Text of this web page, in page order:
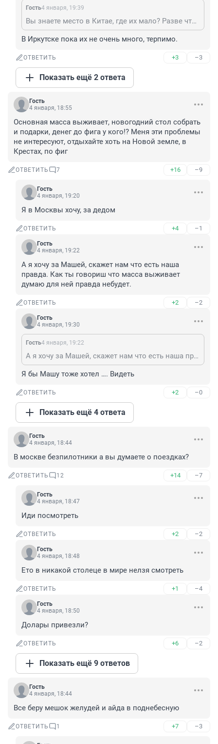
Гость4 января, 19:39
Вы знаете место в Китае, где их мало? Разве что Синьцзян, Внутренняя Монголия или Тибет?
В Иркутске пока их не очень много, терпимо.
ОТВЕТИТЬ +3 –3
Показать ещё 2 ответа
Гость
4 января, 18:55
Основная масса выживает, новогодний стол собрать
и подарки, денег до фига у кого!? Меня эти проблемы
не интересуют, отдыхайте хоть на Новой земле, в
Крестах, по фиг
ОТВЕТИТЬ 7 +16 –9
Гость
4 января, 19:20
Я в Москвы хочу, за дедом
ОТВЕТИТЬ +4 –1
Гость
4 января, 19:22
А я хочу за Машей, скажет нам что есть наша
правда. Как ты говориш что масса выживает
думаю для ней правда небудет.
ОТВЕТИТЬ +2 –2
Гость
4 января, 19:30
Гость4 января, 19:22
А я хочу за Машей, скажет нам что есть наша правда. Как ты говориш что масса выживает думаю для ней правда небудет.
Я бы Машу тоже хотел …. Видеть
ОТВЕТИТЬ +2 –0
Показать ещё 4 ответа
Гость
4 января, 18:44
В москве безпилотники а вы думаете о поездках?
ОТВЕТИТЬ 12 +14 –7
Гость
4 января, 18:47
Иди посмотреть
ОТВЕТИТЬ +2 –2
Гость
4 января, 18:48
Ето в никакой столеце в мире нелзя смотреть
ОТВЕТИТЬ +1 –4
Гость
4 января, 18:50
Долары привезли?
ОТВЕТИТЬ +6 –2
Показать ещё 9 ответов
Гость
4 января, 18:44
Все беру мешок желудей и айда в поднебесную
ОТВЕТИТЬ 1 +7 –3